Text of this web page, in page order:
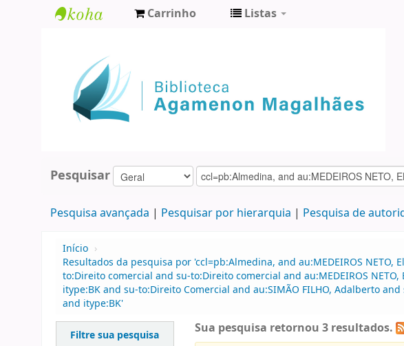
Agamenon
Magalhães
Carrinho Listas
Pesquisar
Pesquisa avançada Pesquisar por hierarquia Pesquisa de
Início ›
Resultados da pesquisa por 'ccl=pb:Almedina, and au:MEDEIROS
to:Direito comercial and su-to:Direito comercial and au:MEDEIROS
itype:BK and su-to:Direito Comercial and au:SIMÃO FILHO, Adalberto
and itype:BK'
Filtre sua pesquisa
Sua pesquisa retornou 3 resultados.